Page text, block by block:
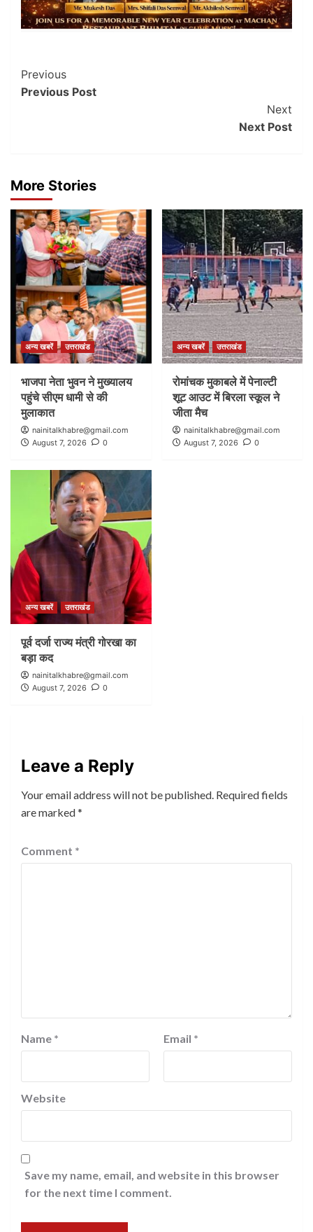
Post
Navigation
Previous
Previous Post
Next
Next Post
More Stories
अन्य खबरें उत्तराखंड
भाजपा नेता भुवन ने मुख्यालय
पहुंचे सीएम धामी से की
मुलाकात
nainitalkhabre@gmail.com
August 7, 2026
0
अन्य खबरें उत्तराखंड
रोमांचक मुकाबले में पेनाल्टी
शूट आउट में बिरला स्कूल ने
जीता मैच
nainitalkhabre@gmail.com
August 7, 2026
0
अन्य खबरें उत्तराखंड
पूर्व दर्जा राज्य मंत्री गोरखा का
बड़ा कद
nainitalkhabre@gmail.com
August 7, 2026
0
Leave a Reply
Your email address will not be published. Required fields
are marked*
Comment *
Name * Email *
Website
Save my name, email, and website in this browser
for the next time I comment.